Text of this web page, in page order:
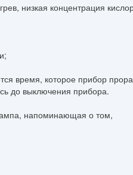
низкая концентрация
время, которое прибор
до выключения прибора.
напоминающая о том,